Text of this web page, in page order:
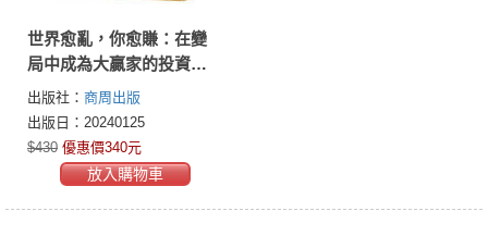
世界愈亂，你愈賺：在變
局中成為大贏家的投資八
法
出版社： 商周出版
出版日：20240125
$430 優惠價340元
放入購物車